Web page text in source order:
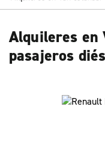
Alquileres en
pasajeros